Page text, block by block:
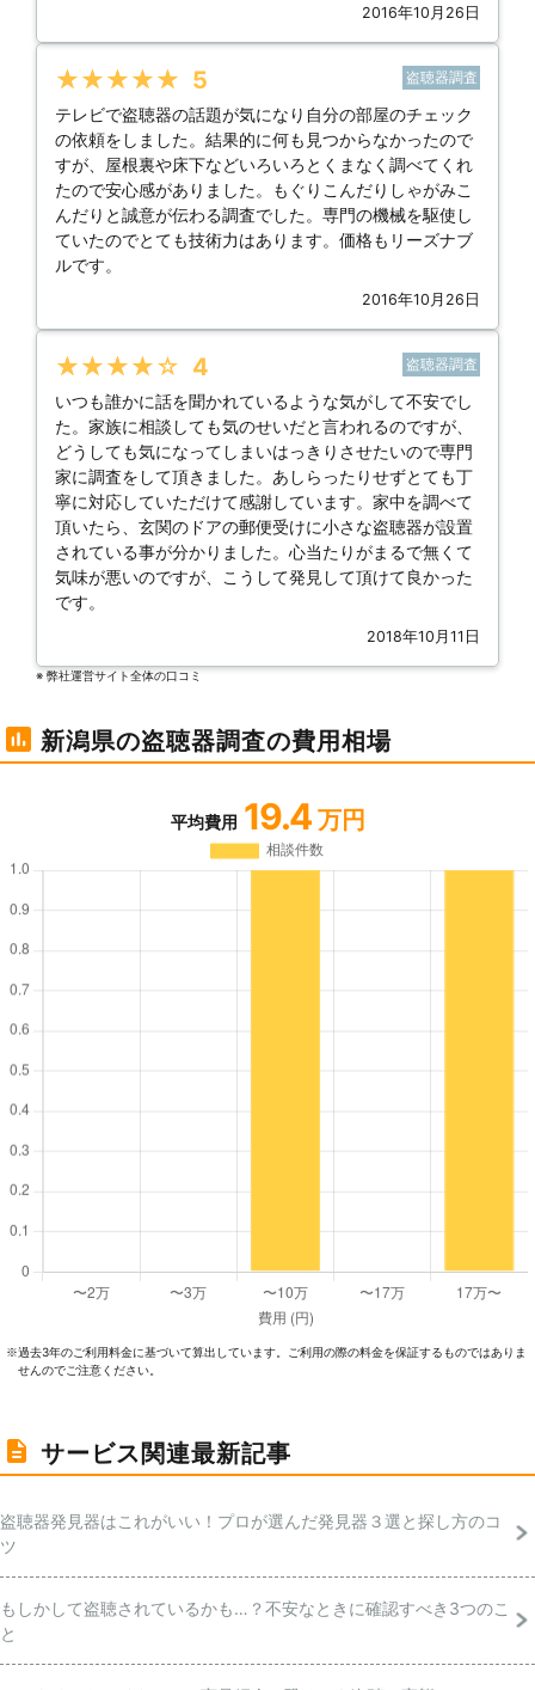
2016年10月26日
★★★★★ 5 盗聴器調査
テレビで盗聴器の話題が気になり自分の部屋のチェック
の依頼をしました。結果的に何も見つからなかったので
すが、屋根裏や床下などいろいろとくまなく調べてくれ
たので安心感がありました。もぐりこんだりしゃがみこ
んだりと誠意が伝わる調査でした。専門の機械を駆使し
ていたのでとても技術力はあります。価格もリーズナブ
ルです。
2016年10月26日
★★★★★ 4 盗聴器調査
いつも誰かに話を聞かれているような気がして不安でし
た。家族に相談しても気のせいだと言われるのですが、
どうしても気になってしまいはっきりさせたいので専門
家に調査をして頂きました。あしらったりせずとても丁
寧に対応していただけて感謝しています。家中を調べて
頂いたら、玄関のドアの郵便受けに小さな盗聴器が設置
されている事が分かりました。心当たりがまるで無くて
気味が悪いのですが、こうして発見して頂けて良かった
です。
2018年10月11日
※ 弊社運営サイト全体の⼝コミ
新潟県の盗聴器調査の費用相場
平均費用 19.4 万円
※過去3年のご利⽤料⾦に基づいて算出しています。ご利⽤の際の料⾦を保証するものではありま
せんのでご注意ください。
サービス関連最新記事
盗聴器発見器はこれがいい！プロが選んだ発見器３選と探し方のコ
ツ
もしかして盗聴されているかも…？不安なときに確認すべき3つのこ
と